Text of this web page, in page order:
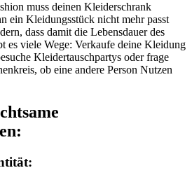
muss deinen Kleiderschrank
ein Kleidungsstück nicht mehr passt
dass damit die Lebensdauer des
es viele Wege: Verkaufe deine Kleidung
Kleidertauschpartys oder frage
ob eine andere Person Nutzen